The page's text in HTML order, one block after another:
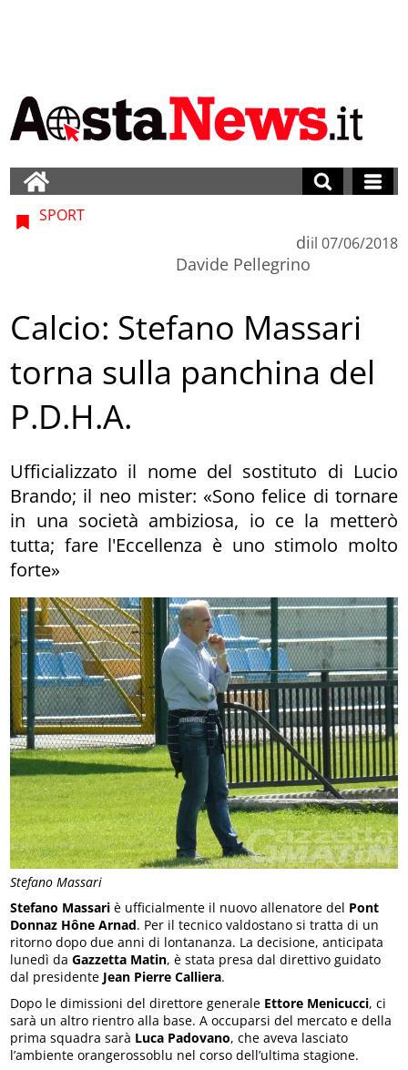
Stefano Massari
SPORT
di
Davide Pellegrino
il 07/06/2018
Calcio: Stefano Massari
torna sulla panchina del
P.D.H.A.
Ufficializzato il nome del sostituto di Lucio
Brando; il neo mister: «Sono felice di tornare
in una società ambiziosa, io ce la metterò
tutta; fare l'Eccellenza è uno stimolo molto
forte»
Stefano Massari è ufficialmente il nuovo allenatore del Pont
Donnaz Hône Arnad. Per il tecnico valdostano si tratta di un
ritorno dopo due anni di lontananza. La decisione, anticipata
lunedì daGazzetta Matin, è stata presa dal direttivo guidato
dal presidente Jean Pierre Calliera.
Dopo le dimissioni del direttore generale Ettore Menicucci, ci
sarà un altro rientro alla base. A occuparsi del mercato e della
prima squadra sarà Luca Padovano, che aveva lasciato
l’ambiente orangerossoblu nel corso dell’ultima stagione.